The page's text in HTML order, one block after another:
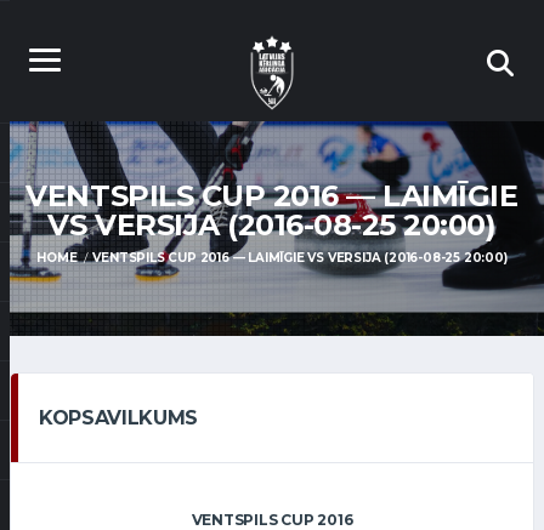
VENTSPILS CUP 2016 — LAIMĪGIE
VS VERSIJA (2016-08-25 20:00)
HOME VENTSPILS CUP 2016 — LAIMĪGIE VS VERSIJA (2016-08-25 20:00)
KOPSAVILKUMS
VENTSPILS CUP 2016